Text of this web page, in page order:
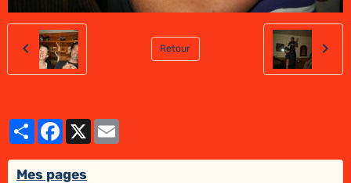
Retour
PartagerFacebook
X
Mes pages